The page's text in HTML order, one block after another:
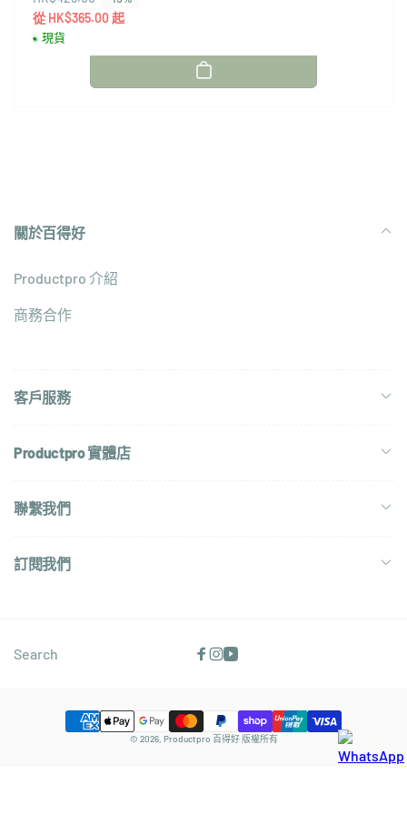
數
價
從 HK$365.00 起
現貨
關於百得好
Productpro 介紹
商務合作
客戶服務
Productpro 實體店
聯繫我們
訂閱我們
Search
Facebook
Instagram
YouTube
付
© 2026, Productpro 百得好 版權所有